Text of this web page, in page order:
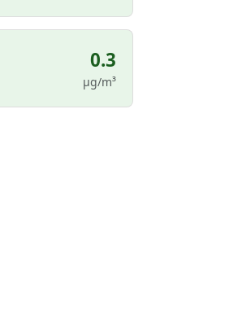
0.3
µg/m³